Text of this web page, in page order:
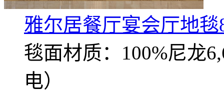
雅尔居餐厅宴会厅地毯
毯面材质：100%尼龙
电）